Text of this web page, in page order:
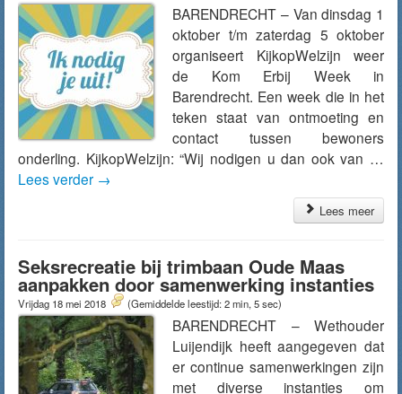
BARENDRECHT – Van dinsdag 1
oktober t/m zaterdag 5 oktober
organiseert KijkopWelzijn weer
de Kom Erbij Week in
Barendrecht. Een week die in het
teken staat van ontmoeting en
contact tussen bewoners
onderling. KijkopWelzijn: “Wij nodigen u dan ook van …
Lees verder →
Lees meer
Seksrecreatie bij trimbaan Oude Maas
aanpakken door samenwerking instanties
Vrijdag 18 mei 2018 (Gemiddelde leestijd: 2 min, 5 sec)
BARENDRECHT – Wethouder
Luijendijk heeft aangegeven dat
er continue samenwerkingen zijn
met diverse instanties om